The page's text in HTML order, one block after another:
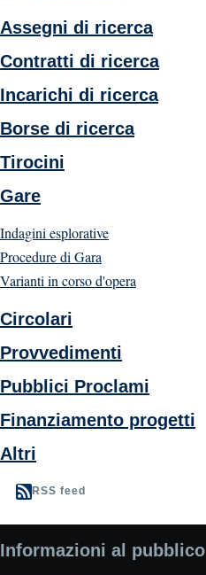
Assegni di ricerca
Contratti di ricerca
Incarichi di ricerca
Borse di ricerca
Tirocini
Gare
Indagini esplorative
Procedure di Gara
Varianti in corso d'opera
Circolari
Provvedimenti
Pubblici Proclami
Finanziamento progetti
Altri
RSS feed
Informazioni al pubblico